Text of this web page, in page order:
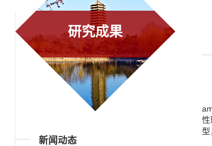
研究成果
新闻动态
性